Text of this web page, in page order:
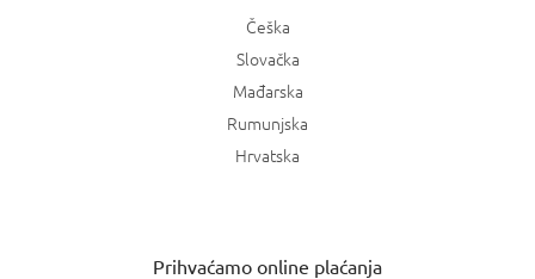
Češka
Slovačka
Mađarska
Rumunjska
Hrvatska
Prihvaćamo online plaćanja